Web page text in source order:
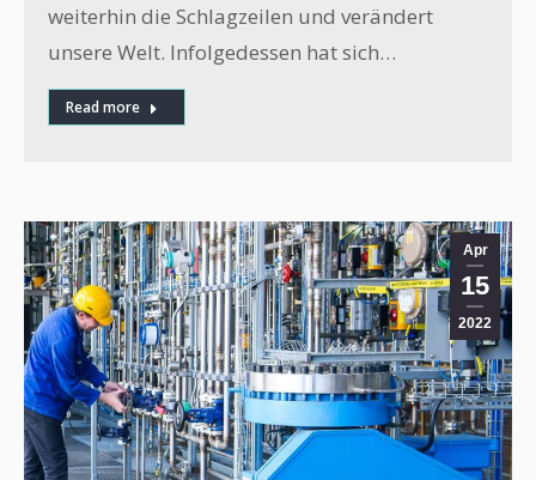
weiterhin die Schlagzeilen und verändert
unsere Welt. Infolgedessen hat sich…
Read more
Apr
15
2022